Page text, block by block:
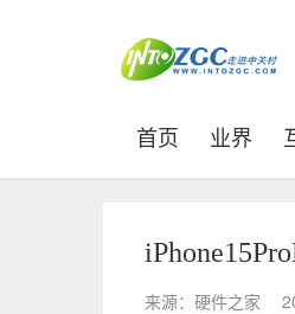
首页 (current)
业界
来源：硬件之家